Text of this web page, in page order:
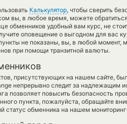
Калькулятор, чтобы сверить
вы, в любое время, можете
обменников удобный вам курс, не
оповещение о выгодном для вас
не показаны, вы, в любой момент,
при помощи транзитной валюты.
присутствующих на нашем сайте,
непрерывно следит за надлежащим
позволяет повысить безопасность
пункта, пожалуйста, обращайте
статус обменника на нашем